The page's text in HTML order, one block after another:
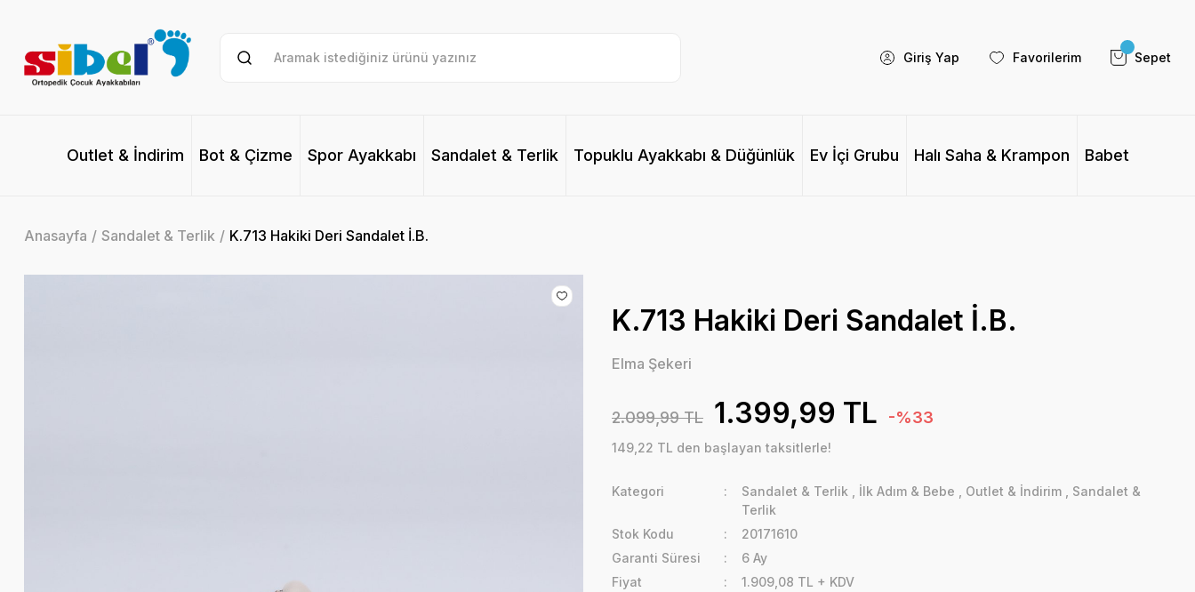
Giriş Yap Favorilerim Sepet
Outlet & İndirim Bot & Çizme Spor Ayakkabı Sandalet & Terlik Topuklu Ayakkabı & Düğünlük Ev İçi Grubu Halı Saha & Krampon Babet
Anasayfa Sandalet & Terlik K.713 Hakiki Deri Sandalet İ.B.
K.713 Hakiki Deri Sandalet İ.B.
Elma Şekeri
2.099,99 TL 1.399,99 TL -%33
149,22 TL den başlayan taksitlerle!
Kategori Sandalet & Terlik İlk Adım & Bebe Outlet & İndirim
Sandalet &
Terlik
Stok Kodu
20171610
Garanti Süresi
6 Ay
Fiyat
1.909,08 TL + KDV